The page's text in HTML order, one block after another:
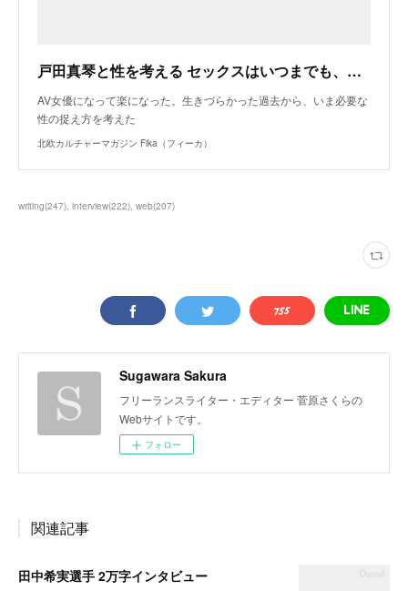
戸田真琴と性を考える セックスはいつまでも、薄暗いものじゃない
AV女優になって楽になった。生きづらかった過去から、いま必要な
性の捉え方を考えた
北欧カルチャーマガジン Fika（フィーカ）
writing(247) interview(222) web(207)
Sugawara Sakura
フリーランスライター・エディター 菅原さくらの
Webサイトです。
フォロー
関連記事
田中希実選手 2万字インタビュー